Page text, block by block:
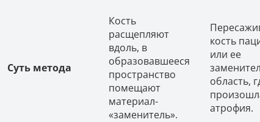
Суть метода
Кость
расщепляют
вдоль, в
образовавшееся
пространство
помещают
материал-
«заменитель».
кость
или ее
область,
атрофия.